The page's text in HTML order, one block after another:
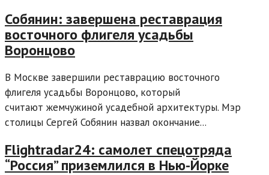
Собянин: завершена реставрация
восточного флигеля усадьбы
Воронцово
В Москве завершили реставрацию восточного
флигеля усадьбы Воронцово, который
считают жемчужиной усадебной архитектуры. Мэр
столицы Сергей Собянин назвал окончание...
Flightradar24: самолет спецотряда
“Россия” приземлился в Нью-Йорке